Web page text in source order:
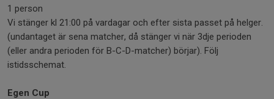
1 person
Vi stänger kl 21:00 på vardagar och efter sista passet på helger.
(undantaget är sena matcher, då stänger vi när 3dje perioden
(eller andra perioden för B-C-D-matcher) börjar). Följ
istidsschemat.
Egen Cup